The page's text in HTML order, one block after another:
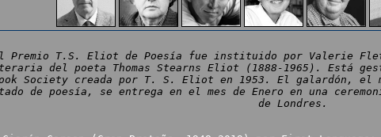
Premio T.S. Eliot de Poesía fue instituido por Valerie
del poeta Thomas Stearns Eliot (1888-1965). Está
Society creada por T. S. Eliot en 1953. El galardón, el
de poesía, se entrega en el mes de Enero en una
de Londres.